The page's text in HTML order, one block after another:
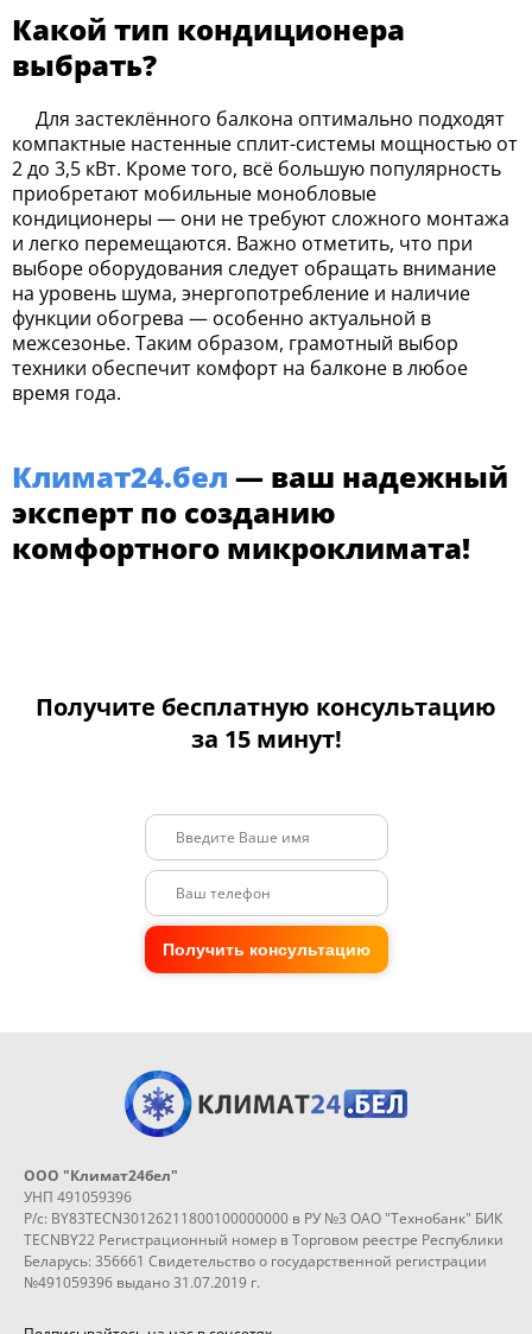
Какой тип кондиционера
выбрать?
Для застеклённого балкона оптимально подходят
компактные настенные сплит-системы мощностью от
2 до 3,5 кВт. Кроме того, всё большую популярность
приобретают мобильные монобловые
кондиционеры — они не требуют сложного монтажа
и легко перемещаются. Важно отметить, что при
выборе оборудования следует обращать внимание
на уровень шума, энергопотребление и наличие
функции обогрева — особенно актуальной в
межсезонье. Таким образом, грамотный выбор
техники обеспечит комфорт на балконе в любое
время года.
Климат24.бел — ваш надежный
эксперт по созданию
комфортного микроклимата!
Получите бесплатную консультацию
за 15 минут!
Получить консультацию
ООО "Климат24бел"
УНП 491059396
Р/с: BY83TECN30126211800100000000 в РУ №3 ОАО "Технобанк" БИК
TECNBY22 Регистрационный номер в Торговом реестре Республики
Беларусь: 356661 Свидетельство о государственной регистрации
№491059396 выдано 31.07.2019 г.